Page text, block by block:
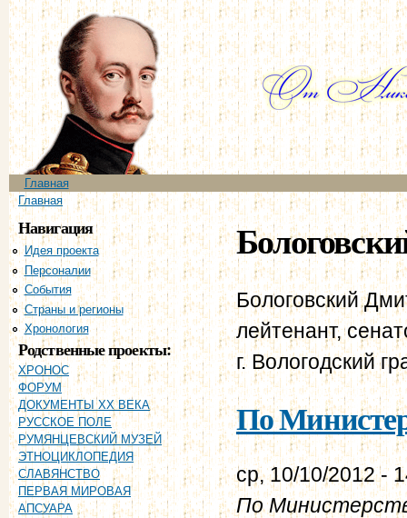
Главное меню
Главная
Вы здесь
Главная
Навигация
Идея проекта
Персоналии
События
Страны и регионы
Хронология
Родственные проекты:
ХРОНОС
ФОРУМ
ДОКУМЕНТЫ XX ВЕКА
РУССКОЕ ПОЛЕ
РУМЯНЦЕВСКИЙ МУЗЕЙ
ЭТНОЦИКЛОПЕДИЯ
СЛАВЯНСТВО
ПЕРВАЯ МИРОВАЯ
АПСУАРА
Бологовский
лейтенант,
г. Вологодский
По
ср, 10/10/2012 -
По